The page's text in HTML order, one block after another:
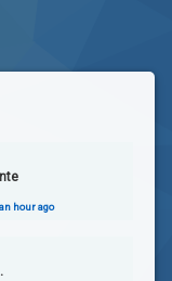
an hour ago